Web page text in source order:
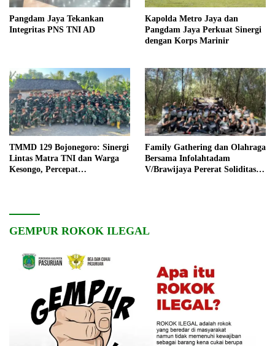
Pangdam Jaya Tekankan
Integritas PNS TNI AD
Kapolda Metro Jaya dan
Pangdam Jaya Perkuat Sinergi
dengan Korps Marinir
TMMD 129 Bojonegoro: Sinergi
Lintas Matra TNI dan Warga
Kesongo, Percepat
Family Gathering dan Olahraga
Bersama Infolahtadam
V/Brawijaya Pererat Soliditas
GEMPUR ROKOK ILEGAL